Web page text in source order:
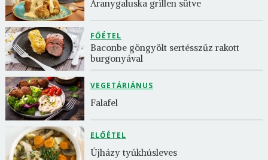
Aranygaluska grillen sütve
FŐÉTEL
Baconbe göngyölt sertésszűz rakott
burgonyával
VEGETÁRIÁNUS
Falafel
ELŐÉTEL
Újházy tyúkhúsleves